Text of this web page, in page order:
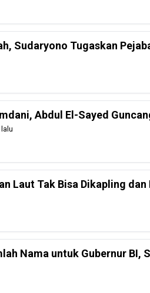
Sudaryono Tugaskan
Abdul El-Sayed
Laut Tak Bisa Dikapling
Nama untuk Gubernur BI,